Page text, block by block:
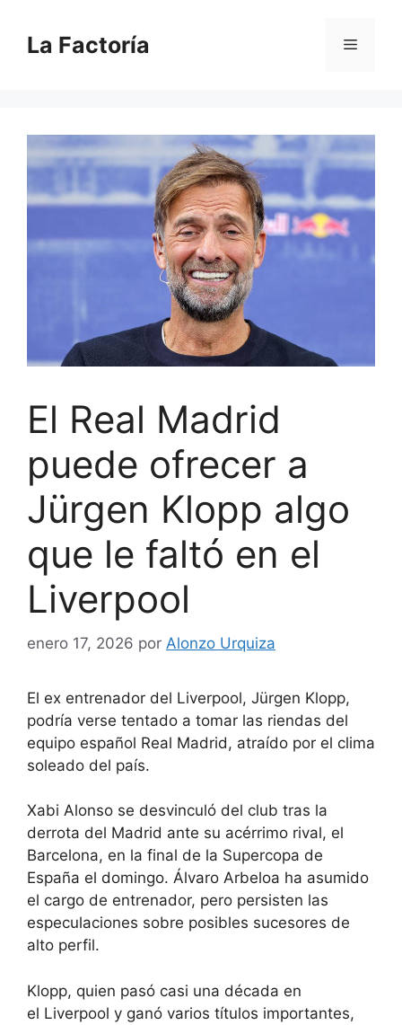
contenido
La Factoría Menú
El Real Madrid
puede ofrecer a
Jürgen Klopp algo
que le faltó en el
Liverpool
enero 17, 2026 por Alonzo Urquiza
El ex entrenador del Liverpool, Jürgen Klopp,
podría verse tentado a tomar las riendas del
equipo español Real Madrid, atraído por el clima
soleado del país.
Xabi Alonso se desvinculó del club tras la
derrota del Madrid ante su acérrimo rival, el
Barcelona, ​​en la final de la Supercopa de
España el domingo. Álvaro Arbeloa ha asumido
el cargo de entrenador, pero persisten las
especulaciones sobre posibles sucesores de
alto perfil.
Klopp, quien pasó casi una década en
el Liverpool y ganó varios títulos importantes,